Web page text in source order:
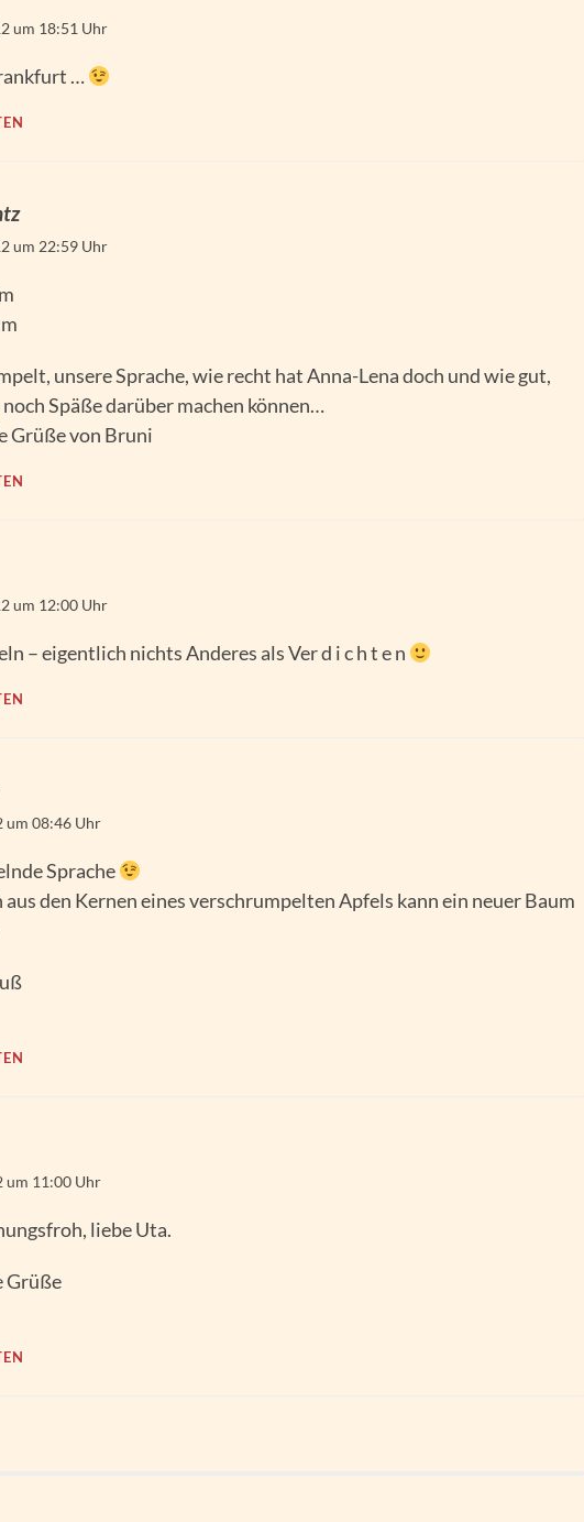
um 18:51 Uhr
…
um 22:59 Uhr
unsere Sprache, wie recht hat Anna-Lena doch und wie gut,
Späße darüber machen können…
Grüße von Bruni
um 12:00 Uhr
– eigentlich nichts Anderes als Ver d i c h t e n
um 08:46 Uhr
Sprache
aus den Kernen eines verschrumpelten Apfels kann ein neuer Baum
um 11:00 Uhr
liebe Uta.
Grüße